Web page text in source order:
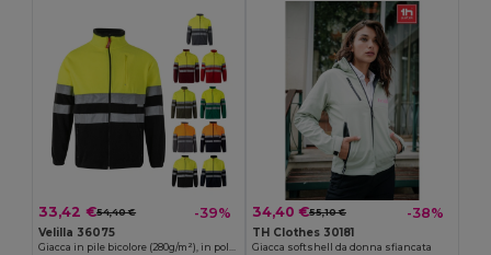
33,42 €54,40 € -39%
Velilla 36075
Giacca in pile bicolore (280g/m²), in poliestere (100%)
34,40 €55,10 € -38%
TH Clothes 30181
Giacca softshell da donna sfiancata